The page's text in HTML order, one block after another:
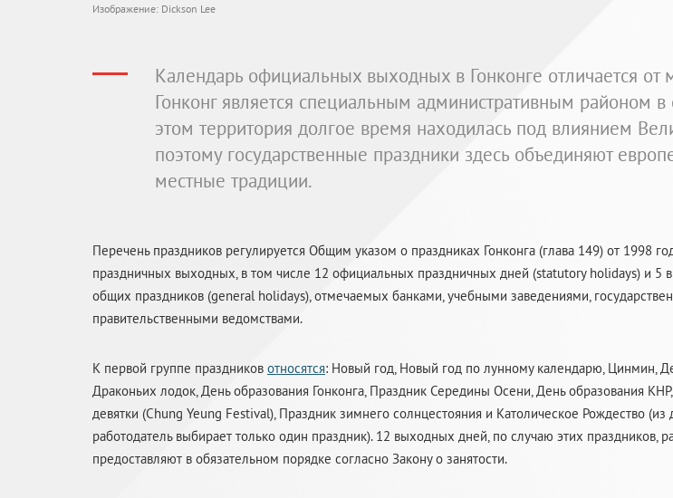
Изображение: Dickson Lee
Календарь официальных выходных в Гонконге отличается от
Гонконг является специальным административным районом в
этом территория долгое время находилась под влиянием
поэтому государственные праздники здесь объединяют
местные традиции.
Перечень праздников регулируется Общим указом о праздниках Гонконга (глава 149) от 1998
праздничных выходных, в том числе 12 официальных праздничных дней (statutory holidays) и 5
общих праздников (general holidays), отмечаемых банками, учебными заведениями,
правительственными ведомствами.
К первой группе праздников относятся: Новый год, Новый год по лунному календарю, Цинмин,
Драконьих лодок, День образования Гонконга, Праздник Середины Осени, День образования
девятки (Chung Yeung Festival), Праздник зимнего солнцестояния и Католическое Рождество (из
работодатель выбирает только один праздник). 12 выходных дней, по случаю этих праздников,
предоставляют в обязательном порядке согласно Закону о занятости.